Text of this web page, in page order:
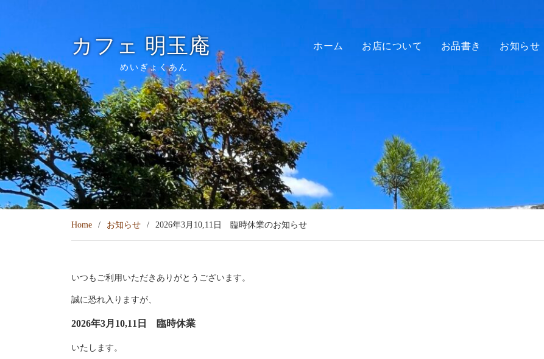
カフェ 明玉庵
めいぎょくあん
ホーム お店について お品書き お知らせ
Home お知らせ 2026年3月10,11日 臨時休業のお知らせ
いつもご利用いただきありがとうございます。
誠に恐れ入りますが、
2026年3月10,11日 臨時休業
いたします。